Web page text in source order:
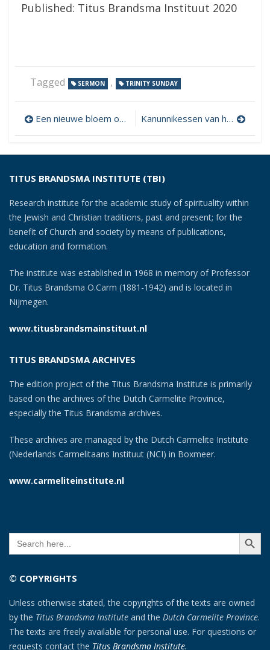
Published: Titus Brandsma Instituut 2020
Tagged SERMON , TRINITY SUNDAY
Post
navigation
Een nieuwe bloem op den ouden stam Kanunnikessen van het H. Graf
TITUS BRANDSMA INSTITUTE (TBI)
Research institute for the academic study of spirituality within
the Jewish and Christian traditions, past and present; for the
benefit of Church and society by means of publications,
education and formation.
The institute was established in 1968 in memory of Professor
Dr. Titus Brandsma O.Carm (1881-1942) and is located in
Nijmegen.
www.titusbrandsmainstituut.nl
TITUS BRANDSMA ARCHIVES
The edition project of the Titus Brandsma Institute is primarily
based on the archives of the Dutch Carmelite Province,
especially the Titus Brandsma archives.
These archives are managed by the Dutch Carmelite Institute
(Nederlands Carmelitaans Instituut (NCI) in Boxmeer.
www.carmeliteinstitute.nl
Search
for:
SEARCH
© COPYRIGHTS
Unless otherwise stated, the copyrights of the texts are owned
by the Titus Brandsma Institute and the Dutch Carmelite Province.
The texts are freely available for personal use. For questions or
requests contact the Titus Brandsma Institute.